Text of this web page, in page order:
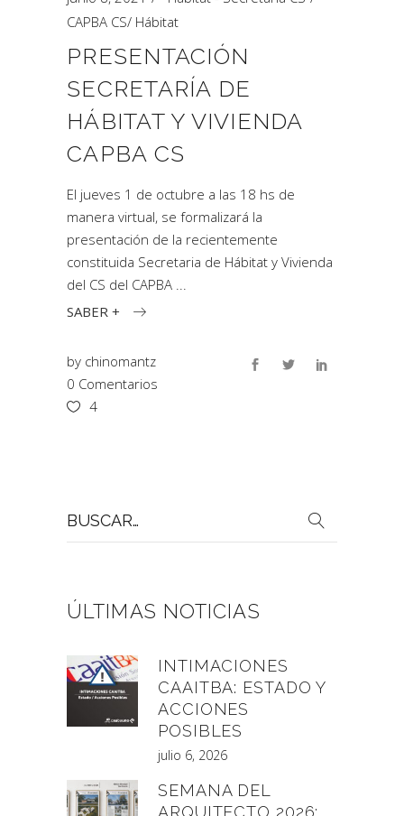
CAPBA CS/ Hábitat
PRESENTACIÓN
SECRETARÍA DE
HÁBITAT Y VIVIENDA
CAPBA CS
El jueves 1 de octubre a las 18 hs de
manera virtual, se formalizará la
presentación de la recientemente
constituida Secretaria de Hábitat y Vivienda
del CS del CAPBA
SABER +
by chinomantz
0 Comentarios
4
por:
ÚLTIMAS NOTICIAS
INTIMACIONES
CAAITBA: ESTADO Y
ACCIONES
POSIBLES
julio 6, 2026
SEMANA DEL